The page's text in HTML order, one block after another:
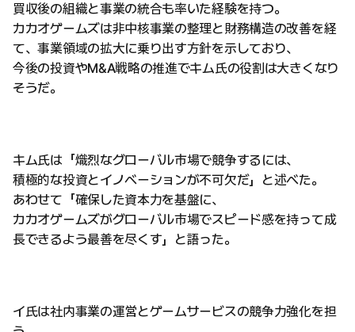
買収後の組織と事業の統合も率いた経験を持つ。
カカオゲームズは非中核事業の整理と財務構造の改善を経
て、事業領域の拡大に乗り出す方針を示しており、
今後の投資やM&A戦略の推進でキム氏の役割は大きくなり
そうだ。
キム氏は「熾烈なグローバル市場で競争するには、
積極的な投資とイノベーションが不可欠だ」と述べた。
あわせて「確保した資本力を基盤に、
カカオゲームズがグローバル市場でスピード感を持って成
長できるよう最善を尽くす」と語った。
イ氏は社内事業の運営とゲームサービスの競争力強化を担